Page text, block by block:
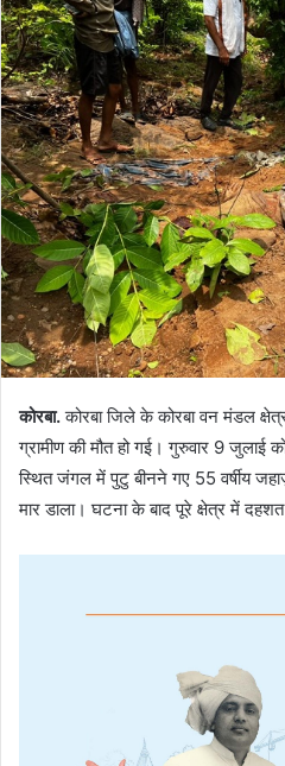
कोरबा.कोरबा जिले के कोरबा वन मंडल
ग्रामीण की मौत हो गई। गुरुवार 9 जुलाई
स्थित जंगल में पुटु बीनने गए 55 वर्षीय
मार डाला। घटना के बाद पूरे क्षेत्र में